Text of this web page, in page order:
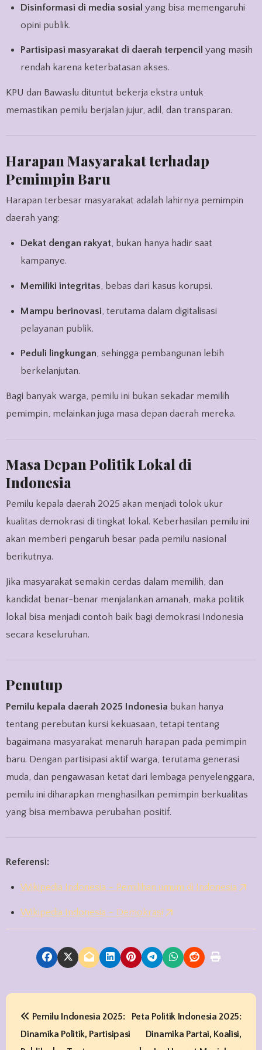
Disinformasi di media sosial yang bisa memengaruhi
opini publik.
Partisipasi masyarakat di daerah terpencil yang masih
rendah karena keterbatasan akses.
KPU dan Bawaslu dituntut bekerja ekstra untuk
memastikan pemilu berjalan jujur, adil, dan transparan.
Harapan Masyarakat terhadap
Pemimpin Baru
Harapan terbesar masyarakat adalah lahirnya pemimpin
daerah yang:
Dekat dengan rakyat, bukan hanya hadir saat
kampanye.
Memiliki integritas, bebas dari kasus korupsi.
Mampu berinovasi , terutama dalam digitalisasi
pelayanan publik.
Peduli lingkungan, sehingga pembangunan lebih
berkelanjutan.
Bagi banyak warga, pemilu ini bukan sekadar memilih
pemimpin, melainkan juga masa depan daerah mereka.
Masa Depan Politik Lokal di
Indonesia
Pemilu kepala daerah 2025 akan menjadi tolok ukur
kualitas demokrasi di tingkat lokal. Keberhasilan pemilu ini
akan memberi pengaruh besar pada pemilu nasional
berikutnya.
Jika masyarakat semakin cerdas dalam memilih, dan
kandidat benar-benar menjalankan amanah, maka politik
lokal bisa menjadi contoh baik bagi demokrasi Indonesia
secara keseluruhan.
Penutup
Pemilu kepala daerah 2025 Indonesia bukan hanya
tentang perebutan kursi kekuasaan, tetapi tentang
bagaimana masyarakat menaruh harapan pada pemimpin
baru. Dengan partisipasi aktif warga, terutama generasi
muda, dan pengawasan ketat dari lembaga penyelenggara,
pemilu ini diharapkan menghasilkan pemimpin berkualitas
yang bisa membawa perubahan positif.
Referensi:
Wikipedia Indonesia – Pemilihan umum di Indonesia
Wikipedia Indonesia – Demokrasi
P
Pemilu Indonesia 2025:
Dinamika Politik, Partisipasi
Peta Politik Indonesia 2025:
Dinamika Partai, Koalisi,